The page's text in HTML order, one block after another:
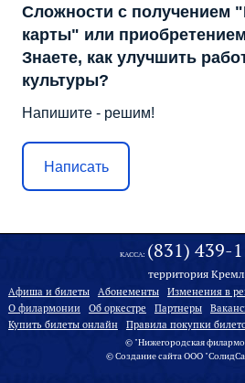
Сложности с получением
карты" или
Знаете, как улучшить
культуры?
Напишите - решим!
Написать
КАССА: (831) 439-
территория
Афиша и билеты Абонементы
Изменения в
О филармонии
Oб оркестре Партнеры
Купить билеты онлайн
Правила покупки
© "Нижегородская
©Создание сайтаООО "